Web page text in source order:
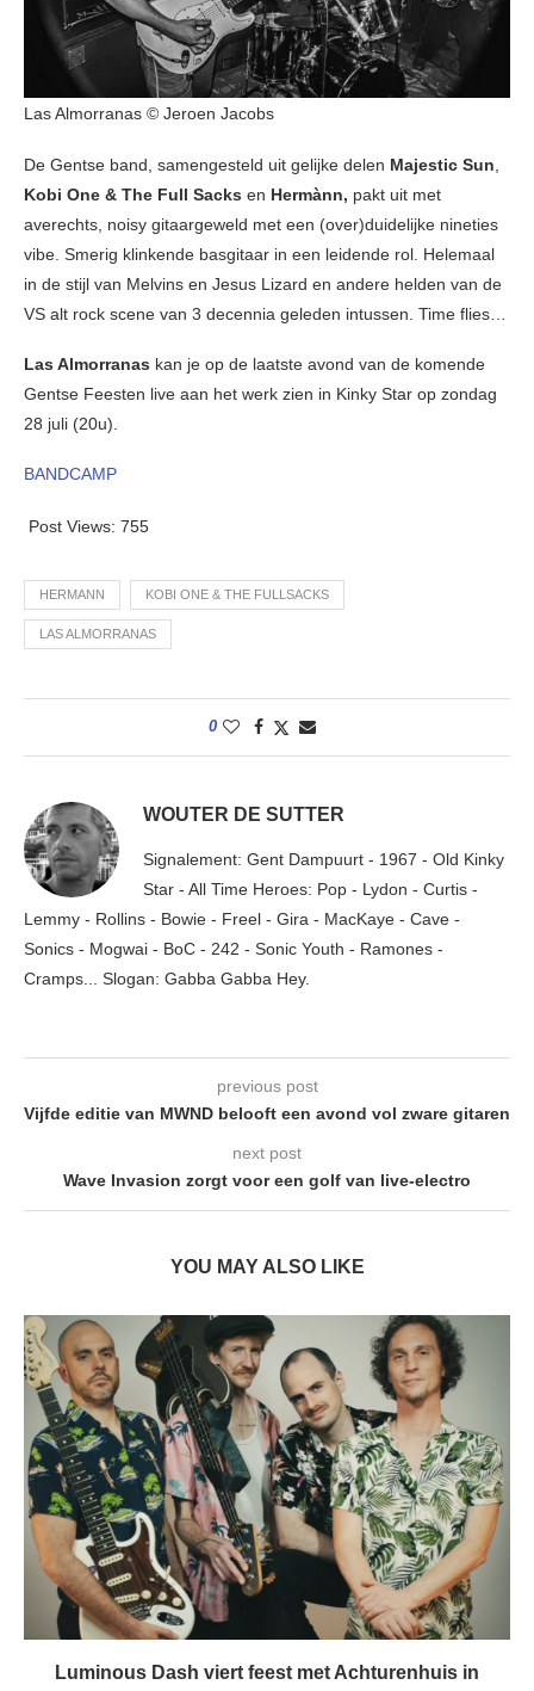
Las Almorranas © Jeroen Jacobs
De Gentse band, samengesteld uit gelijke delen Majestic Sun,
Kobi One & The Full Sacks en Hermànn, pakt uit met
averechts, noisy gitaargeweld met een (over)duidelijke nineties
vibe. Smerig klinkende basgitaar in een leidende rol. Helemaal
in de stijl van Melvins en Jesus Lizard en andere helden van de
VS alt rock scene van 3 decennia geleden intussen. Time flies…
Las Almorranas kan je op de laatste avond van de komende
Gentse Feesten live aan het werk zien in Kinky Star op zondag
28 juli (20u).
BANDCAMP
Post Views: 755
HERMANN KOBI ONE & THE FULLSACKS
LAS ALMORRANAS
0
WOUTER DE SUTTER
Signalement: Gent Dampuurt - 1967 - Old Kinky
Star - All Time Heroes: Pop - Lydon - Curtis -
Lemmy - Rollins - Bowie - Freel - Gira - MacKaye - Cave -
Sonics - Mogwai - BoC - 242 - Sonic Youth - Ramones -
Cramps... Slogan: Gabba Gabba Hey.
previous post
Vijfde editie van MWND belooft een avond vol zware gitaren
next post
Wave Invasion zorgt voor een golf van live-electro
YOU MAY ALSO LIKE
Luminous Dash viert feest met Achturenhuis in